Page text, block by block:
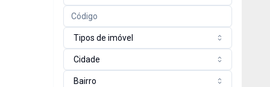
Tipos de imóvel
Cidade
Bairro